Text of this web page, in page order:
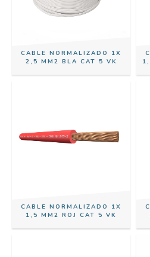
CABLE NORMALIZADO 1X
2,5 MM2 BLA CAT 5 VK
CABLE NORMALIZADO 1X
1,5 MM2 ROJ CAT 5 VK